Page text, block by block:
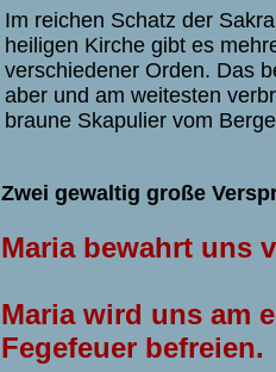
Im reichen Schatz der
heiligen Kirche gibt es
verschiedener Orden. Das
aber und am weitesten
braune Skapulier vom
Zwei gewaltig große
Maria bewahrt uns
Maria wird uns am
Fegefeuer befreien.